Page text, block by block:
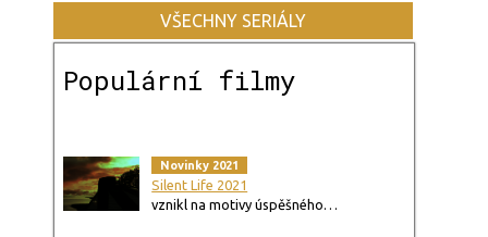
VŠECHNY SERIÁLY
Populární filmy
Novinky 2021
Silent Life 2021
vznikl na motivy úspěšného…